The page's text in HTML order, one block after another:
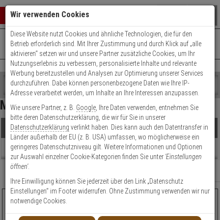
Warenkorb schließen
0 ARTIKEL IM WARENKORB
Ihr Warenkorb ist momentan leer.
Ergebnisse (22) Fertig
Hersteller Filter
Preis Filter (22)
€ €
Modell / Serie
Shop
durchsuchen
Bitte
geben
Sie
mindestens
3
Zeichen
ein,
um
Suche
Es
wurde
noch
Kategorien
Suche
gestartet
+49 (0)821 899 493-0Mo. - Do.: 8:00 - 16:30 | Fr.: 8:00 - 14:00 Uhr
Kontaktservice nutzen
Mini Outdoor Kameras
Produkte
Beratung
AXIS F2137-RE Sensor Objektiv Einheit 5MPx IP6K9K
Wir verwenden Cookies
Diese Website nutzt Cookies und ähnliche Technologien, die für den
Betrieb erforderlich sind. Mit Ihrer Zustimmung und durch Klick auf „alle
aktivieren“ setzen wir und unsere Partner zusätzliche Cookies, um Ihr
Nutzungserlebnis zu verbessern, personalisierte Inhalte und relevante
Werbung bereitzustellen und Analysen zur Optimierung unserer Services
durchzuführen. Dabei können personenbezogene Daten wie Ihre IP-
Adresse verarbeitet werden, um Inhalte an Ihre Interessen anzupassen.
Wie unsere Partner, z. B. Google , Ihre Daten verwenden, entnehmen Sie
bitte deren Datenschutzerklärung, die wir für Sie in unserer
Datenschutzerklärung verlinkt haben. Dies kann auch den Datentransfer in
Länder außerhalb der EU (z. B. USA) umfassen, wo möglicherweise ein
geringeres Datenschutzniveau gilt. Weitere Informationen und Optionen
zur Auswahl einzelner Cookie-Kategorien finden Sie unter 'Einstellungen
öffnen'.
Ihre Einwilligung können Sie jederzeit über den Link „Datenschutz
Einstellungen“ im Footer widerrufen. Ohne Zustimmung verwenden wir nur
notwendige Cookies.